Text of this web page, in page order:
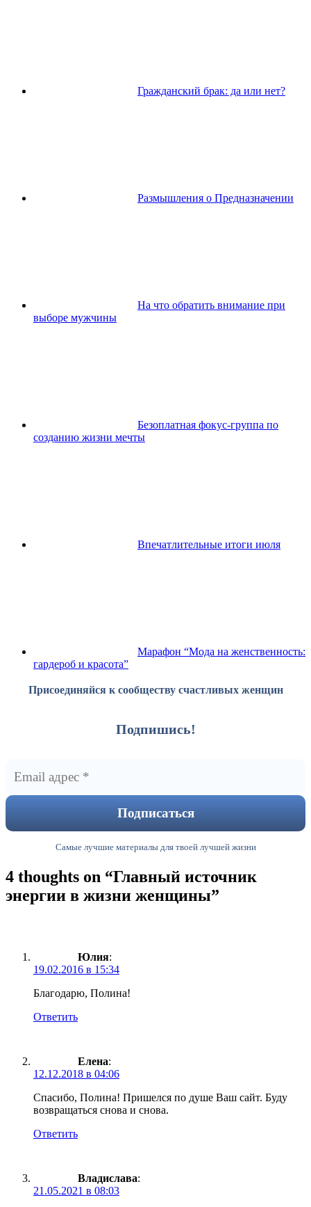
Гражданский брак: да или нет?
Размышления о Предназначении
На что обратить внимание при
выборе мужчины
Безоплатная фокус-группа по
созданию жизни мечты
Впечатлительные итоги июля
Марафон “Мода на женственность:
гардероб и красота”
Присоединяйся к сообществу счастливых женщин
Подпишись!
Самые лучшие материалы для твоей лучшей жизни
4 thoughts on “Главный источник
энергии в жизни женщины”
Юлия:
19.02.2016 в 15:34
Благодарю, Полина!
Ответить
Елена:
12.12.2018 в 04:06
Спасибо, Полина! Пришелся по душе Ваш сайт. Буду
возвращаться снова и снова.
Ответить
Владислава:
21.05.2021 в 08:03